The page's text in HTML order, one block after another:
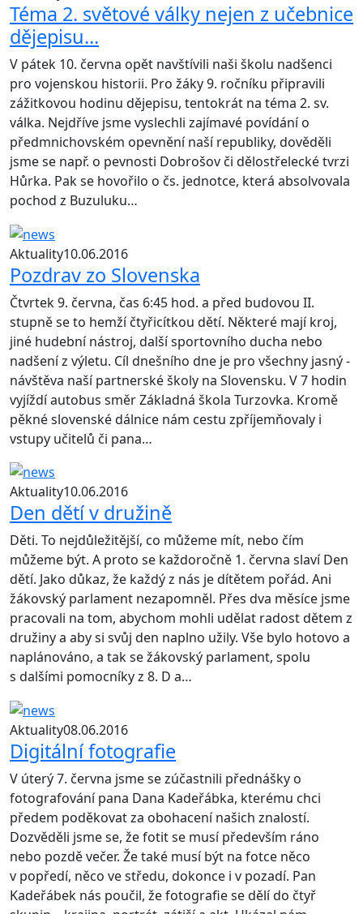
Téma 2. světové války nejen z učebnice
dějepisu...
V pátek 10. června opět navštívili naši školu nadšenci
pro vojenskou historii. Pro žáky 9. ročníku připravili
zážitkovou hodinu dějepisu, tentokrát na téma 2. sv.
válka. Nejdříve jsme vyslechli zajímavé povídání o
předmnichovském opevnění naší republiky, dověděli
jsme se např. o pevnosti Dobrošov či dělostřelecké tvrzi
Hůrka. Pak se hovořilo o čs. jednotce, která absolvovala
pochod z Buzuluku…
Aktuality10.06.2016
Pozdrav zo Slovenska
Čtvrtek 9. června, čas 6:45 hod. a před budovou II.
stupně se to hemží čtyřicítkou dětí. Některé mají kroj,
jiné hudební nástroj, další sportovního ducha nebo
nadšení z výletu. Cíl dnešního dne je pro všechny jasný -
návštěva naší partnerské školy na Slovensku. V 7 hodin
vyjíždí autobus směr Základná škola Turzovka. Kromě
pěkné slovenské dálnice nám cestu zpříjemňovaly i
vstupy učitelů či pana…
Aktuality10.06.2016
Den dětí v družině
Děti. To nejdůležitější, co můžeme mít, nebo čím
můžeme být. A proto se každoročně 1. června slaví Den
dětí. Jako důkaz, že každý z nás je dítětem pořád. Ani
žákovský parlament nezapomněl. Přes dva měsíce jsme
pracovali na tom, abychom mohli udělat radost dětem z
družiny a aby si svůj den naplno užily. Vše bylo hotovo a
naplánováno, a tak se žákovský parlament, spolu
s dalšími pomocníky z 8. D a…
Aktuality08.06.2016
Digitální fotografie
V úterý 7. června jsme se zúčastnili přednášky o
fotografování pana Dana Kadeřábka, kterému chci
předem poděkovat za obohacení našich znalostí.
Dozvěděli jsme se, že fotit se musí především ráno
nebo pozdě večer. Že také musí být na fotce něco
v popředí, něco ve středu, dokonce i v pozadí. Pan
Kadeřábek nás poučil, že fotografie se dělí do čtyř